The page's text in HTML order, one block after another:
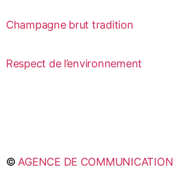
Champagne brut tradition
Respect de l’environnement
©AGENCE DE COMMUNICATION